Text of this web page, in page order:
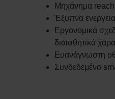
Μηχάνημα reach
Έξυπνα
Εργονομικά
διαισθητικά
Ευανάγνωστη
Συνδεδεμένο